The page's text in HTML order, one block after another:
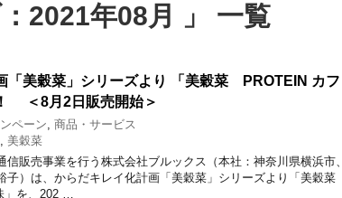
2021年08月 」 一覧
「美穀菜」シリーズより 「美穀菜 PROTEIN カフ
＜8月2日販売開始＞
ペーン, 商品・サービス
, 美穀菜
販売事業を行う株式会社ブルックス（本社：神奈川県横浜市、
子）は、からだキレイ化計画「美穀菜」シリーズより「美穀菜
」を、202 …